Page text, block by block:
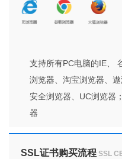
支持所有PC电脑的IE、
浏览器、淘宝浏览器、
安全浏览器、UC浏览器
器
SSL证书购买流程 SSL